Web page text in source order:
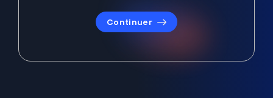
Continuer